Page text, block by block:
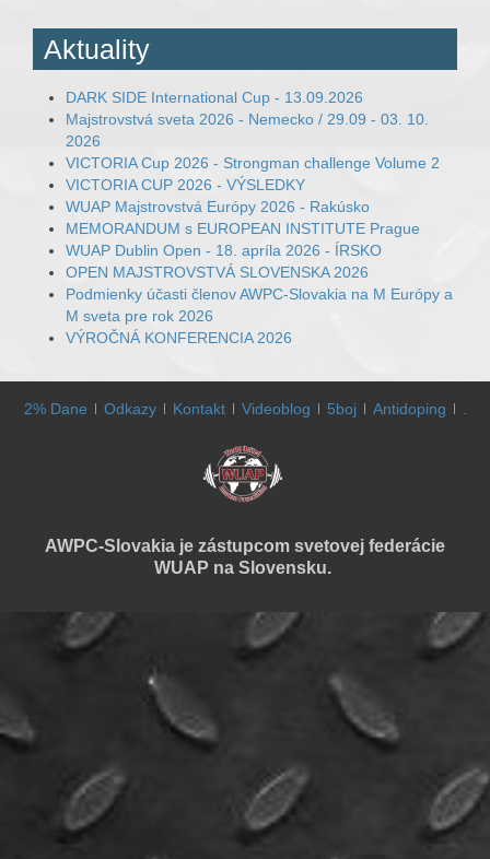
Aktuality
DARK SIDE International Cup - 13.09.2026
Majstrovstvá sveta 2026 - Nemecko / 29.09 - 03. 10.
2026
VICTORIA Cup 2026 - Strongman challenge Volume 2
VICTORIA CUP 2026 - VÝSLEDKY
WUAP Majstrovstvá Európy 2026 - Rakúsko
MEMORANDUM s EUROPEAN INSTITUTE Prague
WUAP Dublin Open - 18. apríla 2026 - ÍRSKO
OPEN MAJSTROVSTVÁ SLOVENSKA 2026
Podmienky účasti členov AWPC-Slovakia na M Európy a
M sveta pre rok 2026
VÝROČNÁ KONFERENCIA 2026
2% Dane Odkazy Kontakt Videoblog 5boj Antidoping
AWPC-Slovakia je zástupcom svetovej federácie
WUAP na Slovensku.